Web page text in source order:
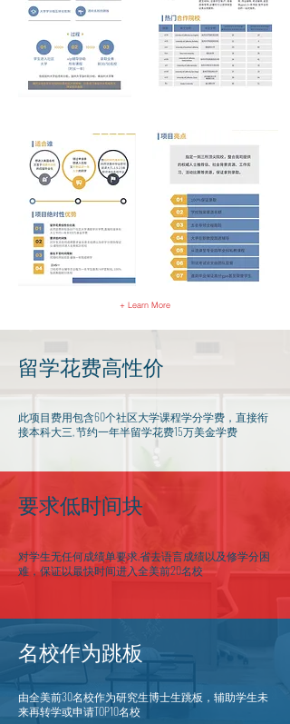
+ Learn More
留学花费高性价
此项目费用包含60个社区大学课程学分学费，直接衔
接本科大三, 节约一年半留学花费15万美金学费
​要求低时间块
对学生无任何成绩单要求,省去语言成绩以及修学分困
难，保证以最快时间进入全美前20名校
名校作为跳板
​由全美前30名校作为研究生博士生跳板，辅助学生未
来再转学或申请TOP10名校